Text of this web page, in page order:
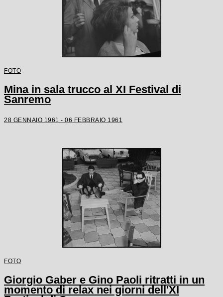
FOTO
Mina in sala trucco al XI Festival di
Sanremo
28 GENNAIO 1961 - 06 FEBBRAIO 1961
FOTO
Giorgio Gaber e Gino Paoli ritratti in un
momento di relax nei giorni dell'XI